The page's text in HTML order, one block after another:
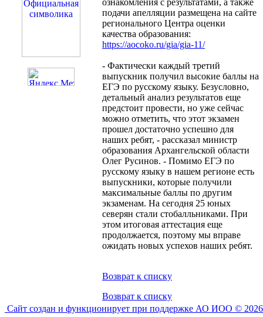
ознакомления с результатами, а также
подачи апелляции размещена на сайте
регионального Центра оценки
качества образования:
https://aocoko.ru/gia/gia-11/
- Фактически каждый третий
выпускник получил высокие баллы на
ЕГЭ по русскому языку. Безусловно,
детальный анализ результатов еще
предстоит провести, но уже сейчас
можно отметить, что этот экзамен
прошел достаточно успешно для
наших ребят, - рассказал министр
образования Архангельской области
Олег Русинов. - Помимо ЕГЭ по
русскому языку в нашем регионе есть
выпускники, которые получили
максимальные баллы по другим
экзаменам. На сегодня 25 юных
северян стали стобалльниками. При
этом итоговая аттестация еще
продолжается, поэтому мы вправе
ожидать новых успехов наших ребят.
Возврат к списку
Возврат к списку
Сайт создан и функционирует при поддержке АО ИОО © 2026